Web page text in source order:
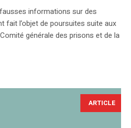
informations sur des
fait l’objet de poursuites suite aux
générale des prisons et de la
ARTICLE